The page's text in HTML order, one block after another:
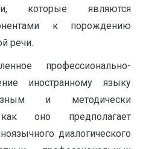
которые являются
к порождению
речи.
профессионально-
иностранному языку
и методически
оно предполагает
диалогического